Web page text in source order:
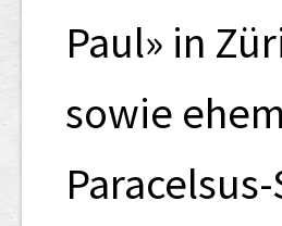
Paul» in
sowie